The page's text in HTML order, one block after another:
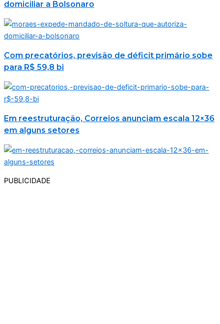
domiciliar a Bolsonaro
Com precatórios, previsão de déficit primário sobe
para R$ 59,8 bi
Em reestruturação, Correios anunciam escala 12×36
em alguns setores
PUBLICIDADE